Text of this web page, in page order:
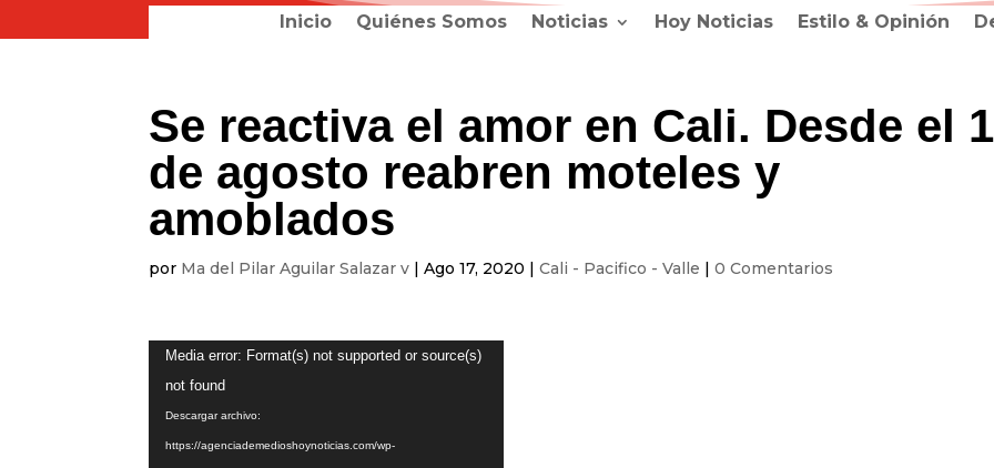
Inicio Quiénes Somos Noticias Hoy Noticias Estilo & Opinión
Se reactiva el amor en Cali. Desde el
de agosto reabren moteles y
amoblados
por Ma del Pilar Aguilar Salazar v |Ago 17, 2020 |Cali - Pacifico - Valle |0 Comentarios
Reproductor
de
vídeo
Media error: Format(s) not supported or source(s)
not found
Descargar archivo:
https://agenciademedioshoynoticias.com/wp-